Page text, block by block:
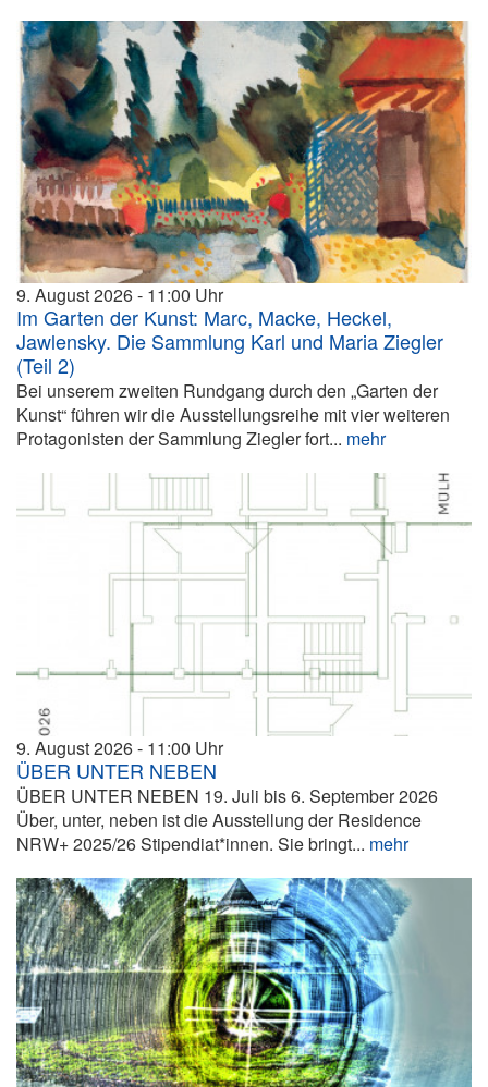
9. August 2026 11:00
Im Garten der Kunst: Marc, Macke, Heckel,
Jawlensky. Die Sammlung Karl und Maria Ziegler
(Teil 2)
Bei unserem zweiten Rundgang durch den „Garten der
Kunst“ führen wir die Ausstellungsreihe mit vier weiteren
Protagonisten der Sammlung Ziegler fort... mehr
9. August 2026 11:00
ÜBER UNTER NEBEN
ÜBER UNTER NEBEN 19. Juli bis 6. September 2026
Über, unter, neben ist die Ausstellung der Residence
NRW+ 2025/26 Stipendiat*innen. Sie bringt... mehr